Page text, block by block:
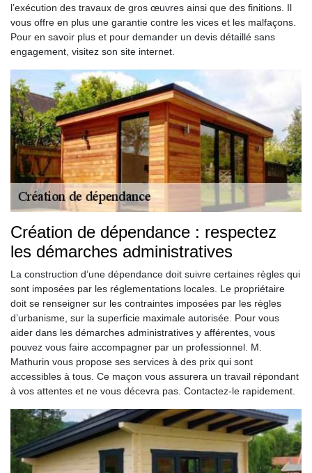
l’exécution des travaux de gros œuvres ainsi que des finitions. Il
vous offre en plus une garantie contre les vices et les malfaçons.
Pour en savoir plus et pour demander un devis détaillé sans
engagement, visitez son site internet.
Création de dépendance : respectez
les démarches administratives
La construction d’une dépendance doit suivre certaines règles qui
sont imposées par les réglementations locales. Le propriétaire
doit se renseigner sur les contraintes imposées par les règles
d’urbanisme, sur la superficie maximale autorisée. Pour vous
aider dans les démarches administratives y afférentes, vous
pouvez vous faire accompagner par un professionnel. M.
Mathurin vous propose ses services à des prix qui sont
accessibles à tous. Ce maçon vous assurera un travail répondant
à vos attentes et ne vous décevra pas. Contactez-le rapidement.